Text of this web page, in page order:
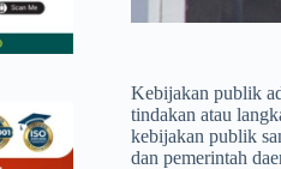
Kebijakan publik
tindakan atau
kebijakan publik
dan pemerintah